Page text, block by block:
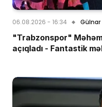
06.08.2026 - 16:34
"Trabzonspor"
açıqladı - Fantastik